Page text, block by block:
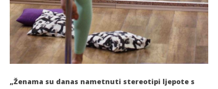
„Ženama su danas nametnuti stereotipi ljepote s